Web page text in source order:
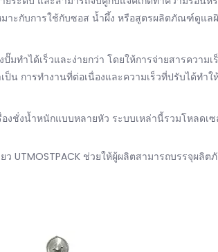
าะกับการใช้กับซอส น้ำผึ้ง หรือสูตรผลิตภัณฑ์ดูแล
ทำได้เร็วและง่ายกว่า โดยให้การจ่ายสารควา
การทำงานที่ต่อเนื่องและความเร็วที่ปรับได้ทำใ
ชั่งน้ำหนักแบบหลายหัว ระบบเหล่านี้รวมโหลด
UTMOSTPACK ช่วยให้ผู้ผลิตสามารถบรรจุผ